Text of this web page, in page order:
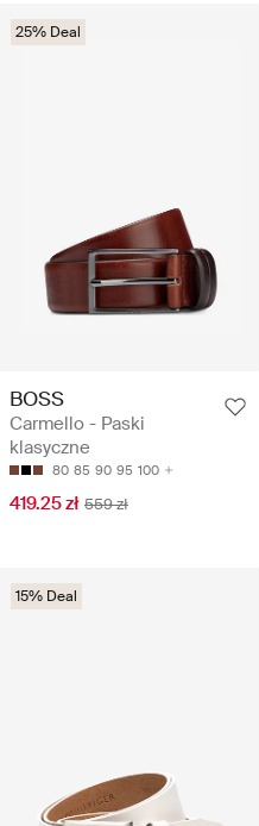
25% Deal
BOSS
Carmello - Paski
klasyczne
80 85 90 95 100
419.25 zł 559 zł
15% Deal